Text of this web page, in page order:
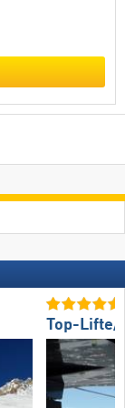
Top-Lifte/